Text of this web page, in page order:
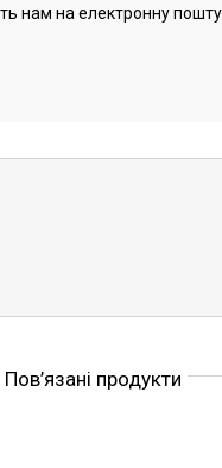
нам на електронну
Пов’язані продукти